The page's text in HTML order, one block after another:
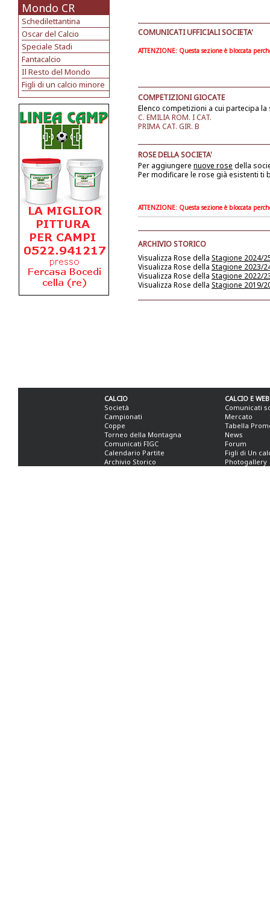
Mondo CR
Schedilettantina
Oscar del Calcio
Speciale Stadi
Fantacalcio
Il Resto del Mondo
Figli di un calcio minore
COMUNICATI UFFICIALI SOCIETA'
ATTENZIONE: Questa sezione è bloccata
COMPETIZIONI GIOCATE
Elenco competizioni a cui partecipa la
C. EMILIA ROM. I CAT.
PRIMA CAT. GIR. B
ROSE DELLA SOCIETA'
Per aggiungere nuove rose della
Per modificare le rose già esistenti ti
ATTENZIONE: Questa sezione è bloccata
ARCHIVIO STORICO
Visualizza Rose della Stagione 2024/
Visualizza Rose della Stagione 2023/
Visualizza Rose della Stagione 2022/
Visualizza Rose della Stagione 2019/
CALCIO
Società
Campionati
Coppe
Torneo della Montagna
Comunicati FIGC
Calendario Partite
Archivio Storico
CALCIO E WEB
Comunicati
Mercato
Tabella
News
Forum
Figli di Un
Photogallery